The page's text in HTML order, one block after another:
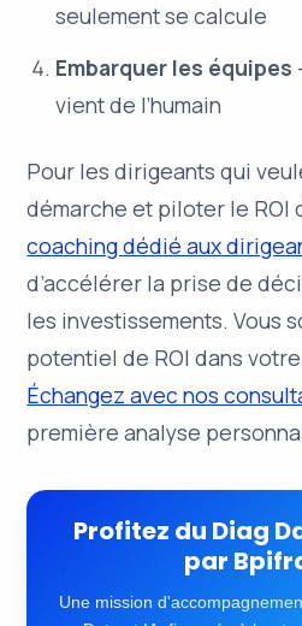
seulement se calcule
Embarquer les équipes
vient de l’humain
Pour les dirigeants qui
démarche et piloter le ROI
coaching dédié aux
d’accélérer la prise de
les investissements. Vous
potentiel de ROI dans
Échangez avec nos
première analyse
Profitez du Diag
par
Une mission